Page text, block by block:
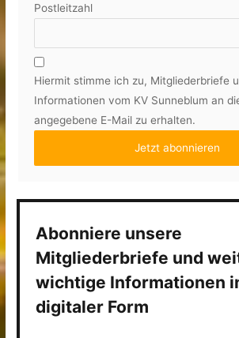
Postleitzahl
Hiermit stimme ich zu, Mitgliederbriefe
Informationen vom KV Sunneblum an
angegebene E-Mail zu erhalten.
Abonniere unsere
Mitgliederbriefe und
wichtige Informationen
digitaler Form